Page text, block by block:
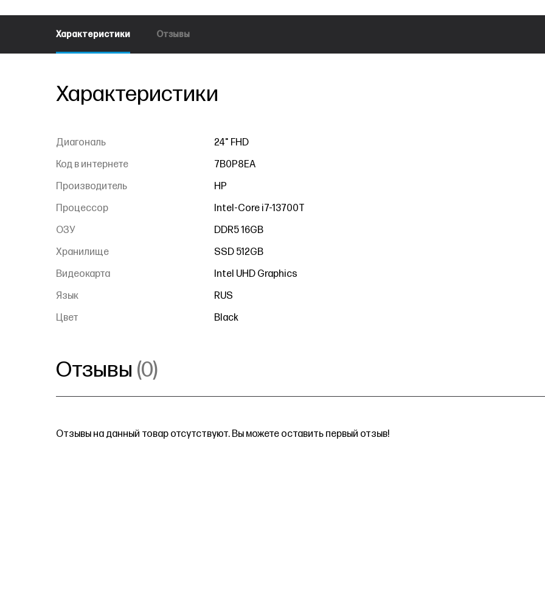
Характеристики Отзывы
Характеристики
Диагональ
24" FHD
Код в интернете
7B0P8EA
Производитель
HP
Процессор
Intel-Core i7-13700T
ОЗУ
DDR5 16GB
Хранилище
SSD 512GB
Видеокарта
Intel UHD Graphics
Язык
RUS
Цвет
Black
Отзывы (0)
Отзывы на данный товар отсутствуют. Вы можете оставить первый отзыв!